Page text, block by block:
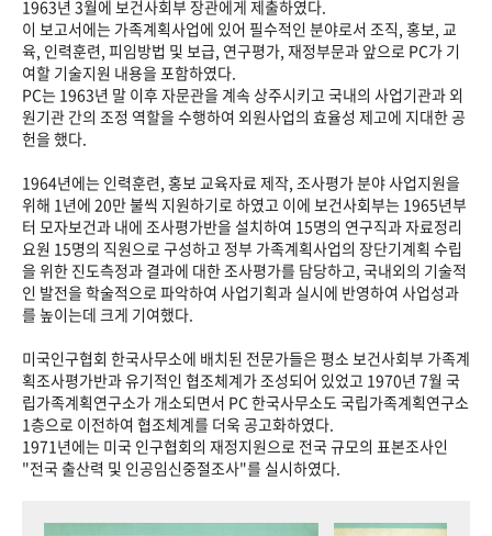
1963년 3월에 보건사회부 장관에게 제출하였다.
이 보고서에는 가족계획사업에 있어 필수적인 분야로서 조직, 홍보, 교
육, 인력훈련, 피임방법 및 보급, 연구평가, 재정부문과 앞으로 PC가 기
여할 기술지원 내용을 포함하였다.
PC는 1963년 말 이후 자문관을 계속 상주시키고 국내의 사업기관과 외
원기관 간의 조정 역할을 수행하여 외원사업의 효율성 제고에 지대한 공
헌을 했다.
1964년에는 인력훈련, 홍보 교육자료 제작, 조사평가 분야 사업지원을
위해 1년에 20만 불씩 지원하기로 하였고 이에 보건사회부는 1965년부
터 모자보건과 내에 조사평가반을 설치하여 15명의 연구직과 자료정리
요원 15명의 직원으로 구성하고 정부 가족계획사업의 장단기계획 수립
을 위한 진도측정과 결과에 대한 조사평가를 담당하고, 국내외의 기술적
인 발전을 학술적으로 파악하여 사업기획과 실시에 반영하여 사업성과
를 높이는데 크게 기여했다.
미국인구협회 한국사무소에 배치된 전문가들은 평소 보건사회부 가족계
획조사평가반과 유기적인 협조체계가 조성되어 있었고 1970년 7월 국
립가족계획연구소가 개소되면서 PC 한국사무소도 국립가족계획연구소
1층으로 이전하여 협조체계를 더욱 공고화하였다.
1971년에는 미국 인구협회의 재정지원으로 전국 규모의 표본조사인
"전국 출산력 및 인공임신중절조사"를 실시하였다.